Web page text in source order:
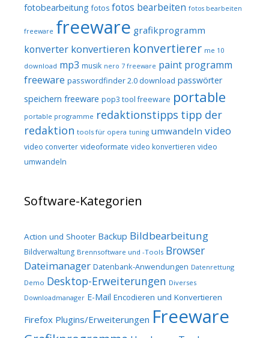
fotobearbeitung fotos fotos bearbeiten fotos bearbeiten
freeware freeware grafikprogramm
konverter konvertieren konvertierer me 10
download mp3 musik nero 7 freeware paint programm
freeware passwordfinder 2.0 download passwörter
speichern freeware pop3 tool freeware portable
portable programme redaktionstipps tipp der
redaktion tools für opera tuning umwandeln video
video converter videoformate video konvertieren video
umwandeln
Software-Kategorien
Action und Shooter Backup Bildbearbeitung
Bildverwaltung Brennsoftware und -Tools Browser
Dateimanager Datenbank-Anwendungen Datenrettung
Demo Desktop-Erweiterungen Diverses
Downloadmanager E-Mail Encodieren und Konvertieren
Firefox Plugins/Erweiterungen Freeware